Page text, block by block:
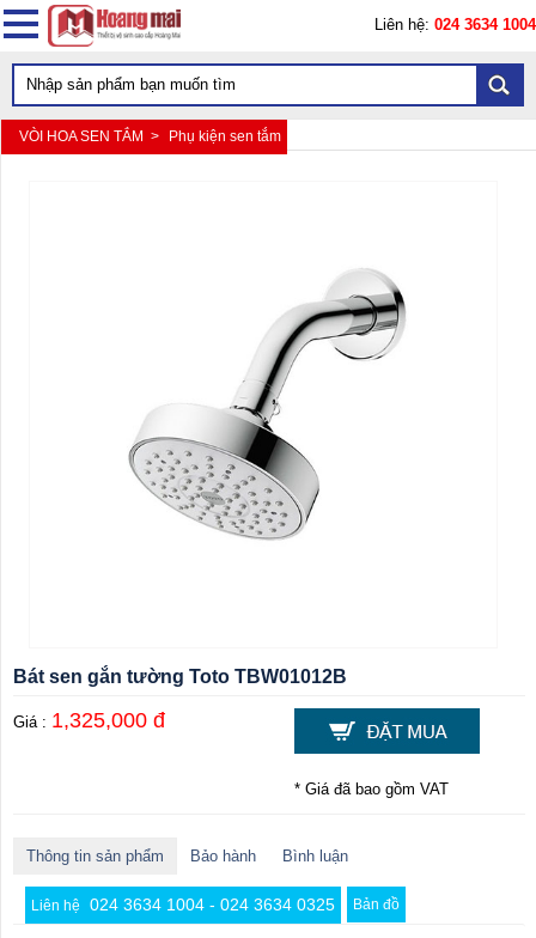
Liên hệ: 024 3634 1004
VÒI HOA SEN TẮM > Phụ kiện sen tắm
Bát sen gắn tường Toto TBW01012B
Giá : 1,325,000 đ
* Giá đã bao gồm VAT
Thông tin sản phẩm Bảo hành Bình luận
Liên hệ 024 3634 1004 - 024 3634 0325 Bản đồ